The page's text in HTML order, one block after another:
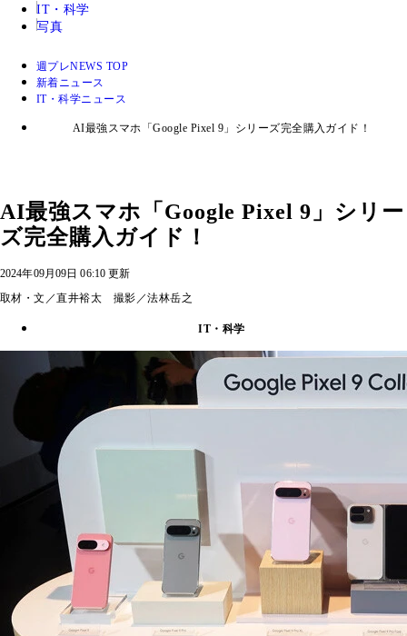
IT・科学
写真
週プレNEWS TOP
新着ニュース
IT・科学ニュース
AI最強スマホ「Google Pixel 9」シリーズ完全購入ガイド！
AI最強スマホ「Google Pixel 9」シリー
ズ完全購入ガイド！
2024年09月09日 06:10 更新
取材・文／直井裕太 撮影／法林岳之
IT・科学